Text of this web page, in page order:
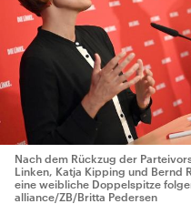
Nach dem Rückzug der
Linken, Katja Kipping und Bernd
eine weibliche Doppelspitze
alliance/ZB/Britta Pedersen